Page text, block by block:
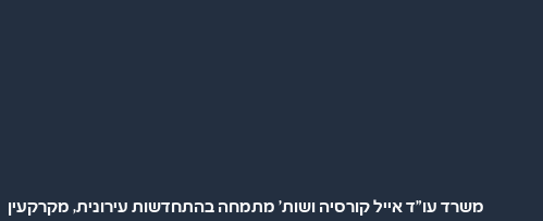
משרד עו"ד אייל קורסיה ושות' מתמחה בהתחדשות עירונית, מקרקעין